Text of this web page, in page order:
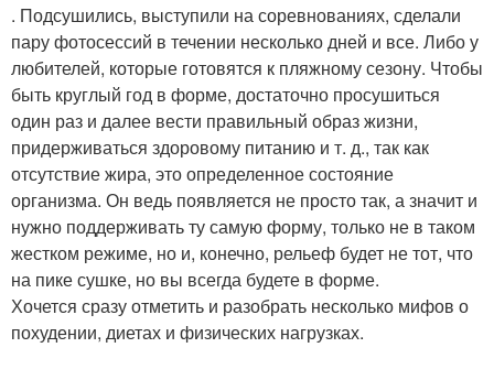
. Подсушились, выступили на соревнованиях, сделали
пару фотосессий в течении несколько дней и все. Либо у
любителей, которые готовятся к пляжному сезону. Чтобы
быть круглый год в форме, достаточно просушиться
один раз и далее вести правильный образ жизни,
придерживаться здоровому питанию и т. д., так как
отсутствие жира, это определенное состояние
организма. Он ведь появляется не просто так, а значит и
нужно поддерживать ту самую форму, только не в таком
жестком режиме, но и, конечно, рельеф будет не тот, что
на пике сушке, но вы всегда будете в форме.
Хочется сразу отметить и разобрать несколько мифов о
похудении, диетах и физических нагрузках.